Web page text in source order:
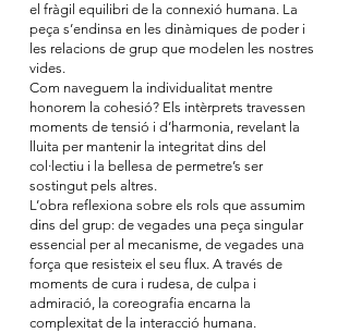
el fràgil equilibri de la connexió humana. La
peça s’endinsa en les dinàmiques de poder i
les relacions de grup que modelen les nostres
vides.
Com naveguem la individualitat mentre
honorem la cohesió? Els intèrprets travessen
moments de tensió i d’harmonia, revelant la
lluita per mantenir la integritat dins del
col·lectiu i la bellesa de permetre’s ser
sostingut pels altres.
L’obra reflexiona sobre els rols que assumim
dins del grup: de vegades una peça singular
essencial per al mecanisme, de vegades una
força que resisteix el seu flux. A través de
moments de cura i rudesa, de culpa i
admiració, la coreografia encarna la
complexitat de la interacció humana.